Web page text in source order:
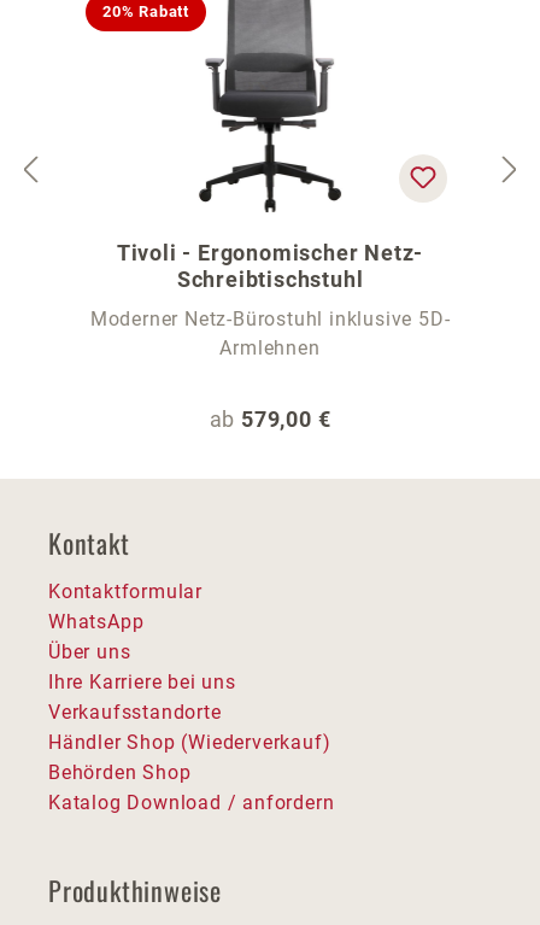
20% Rabatt
Tivoli - Ergonomischer Netz-
Schreibtischstuhl
Moderner Netz-Bürostuhl inklusive 5D-
Armlehnen
Regulärer Preis:
ab 579,00 €
Kontakt
Kontaktformular
WhatsApp
Über uns
Ihre Karriere bei uns
Verkaufsstandorte
Händler Shop (Wiederverkauf)
Behörden Shop
Katalog Download / anfordern
Produkthinweise